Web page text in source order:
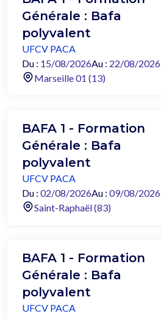
Générale : Bafa
polyvalent
UFCV PACA
Du : 15/08/2026Au : 22/08/2026
Marseille 01 (13)
BAFA 1 - Formation
Générale : Bafa
polyvalent
UFCV PACA
Du : 02/08/2026Au : 09/08/2026
Saint-Raphaël (83)
BAFA 1 - Formation
Générale : Bafa
polyvalent
UFCV PACA